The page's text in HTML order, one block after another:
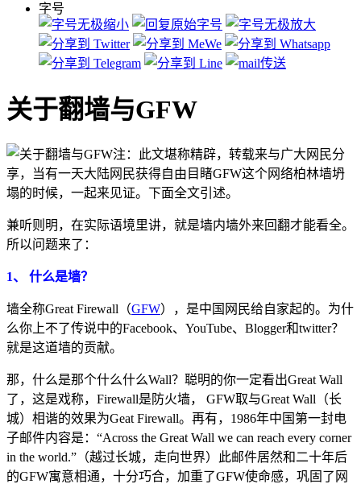
字号
关于翻墙与GFW
注：此文堪称精辟，转载来与广大网民分
享，当有一天大陆网民获得自由目睹GFW这个网络柏林墙坍
塌的时候，一起来见证。下面全文引述。
兼听则明，在实际语境里讲，就是墙内墙外来回翻才能看全。
所以问题来了：
1、 什么是墙？
墙全称Great Firewall（GFW），是中国网民给自家起的。为什
么你上不了传说中的Facebook、YouTube、Blogger和twitter？
就是这道墙的贡献。
那，什么是那个什么什么Wall？聪明的你一定看出Great Wall
了，这是戏称，Firewall是防火墙， GFW取与Great Wall（长
城）相谐的效果为Geat Firewall。再有，1986年中国第一封电
子邮件内容是：“Across the Great Wall we can reach every corner
in the world.”（越过长城，走向世界）此邮件居然和二十年后
的GFW寓意相通，十分巧合，加重了GFW使命感，巩固了网